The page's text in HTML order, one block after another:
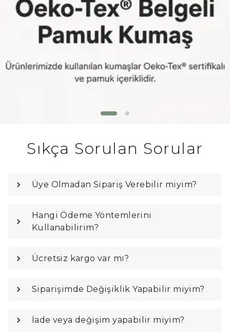
Sıkça Sorulan Sorular
Üye Olmadan Sipariş Verebilir miyim?
Hangi Ödeme Yöntemlerini
Kullanabilirim?
Ücretsiz kargo var mı?
Siparişimde Değişiklik Yapabilir miyim?
İade veya değişim yapabilir miyim?